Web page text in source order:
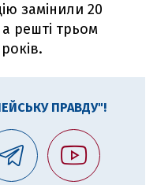
замінили 20
решті трьом
ПРАВДУ"!